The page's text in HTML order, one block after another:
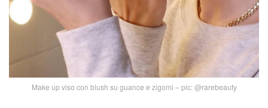
Make up viso con blush su guance e zigomi – pic: @rarebeauty